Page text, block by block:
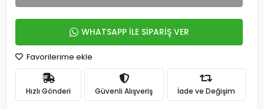
WHATSAPP İLE SİPARİŞ VER
Favorilerime ekle
Hızlı Gönderi Güvenli Alışveriş İade ve Değişim